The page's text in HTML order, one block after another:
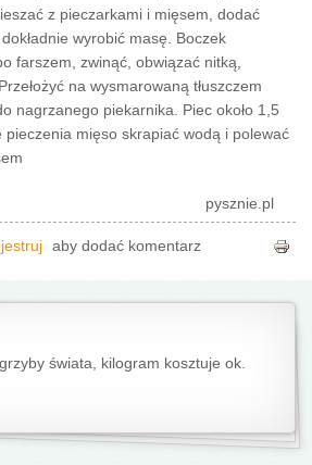
z pieczarkami i mięsem, dodać
wyrobić masę. Boczek
farszem, zwinąć, obwiązać nitką,
na wysmarowaną tłuszczem
nagrzanego piekarnika. Piec około 1,5
pieczenia mięso skrapiać wodą i polewać
pysznie.pl
aby dodać komentarz
świata, kilogram kosztuje ok.